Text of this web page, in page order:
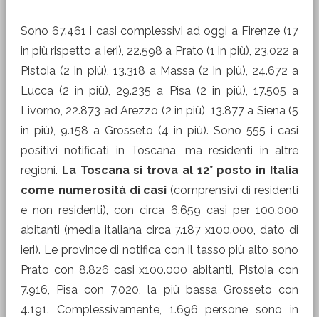
Sono 67.461 i casi complessivi ad oggi a Firenze (17
in più rispetto a ieri), 22.598 a Prato (1 in più), 23.022 a
Pistoia (2 in più), 13.318 a Massa (2 in più), 24.672 a
Lucca (2 in più), 29.235 a Pisa (2 in più), 17.505 a
Livorno, 22.873 ad Arezzo (2 in più), 13.877 a Siena (5
in più), 9.158 a Grosseto (4 in più). Sono 555 i casi
positivi notificati in Toscana, ma residenti in altre
regioni. La Toscana si trova al 12° posto in Italia
come numerosità di casi (comprensivi di residenti
e non residenti), con circa 6.659 casi per 100.000
abitanti (media italiana circa 7.187 x100.000, dato di
ieri). Le province di notifica con il tasso più alto sono
Prato con 8.826 casi x100.000 abitanti, Pistoia con
7.916, Pisa con 7.020, la più bassa Grosseto con
4.191. Complessivamente, 1.696 persone sono in